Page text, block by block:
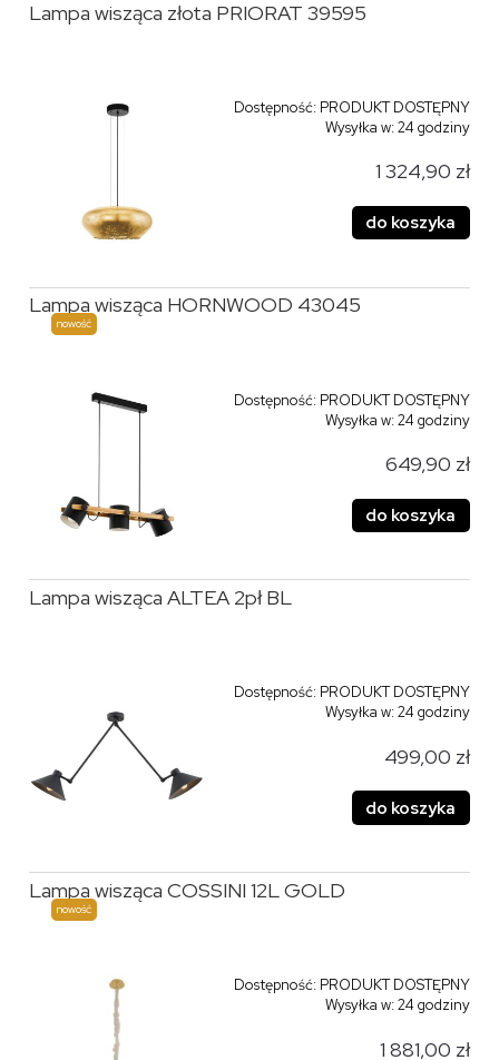
Lampa wisząca złota PRIORAT 39595
Dostępność: PRODUKT DOSTĘPNY
Wysyłka w:24 godziny
1 324,90 zł
do koszyka
Lampa wisząca HORNWOOD 43045
Dostępność: PRODUKT DOSTĘPNY
Wysyłka w:24 godziny
649,90 zł
do koszyka
nowość
Lampa wisząca ALTEA 2pł BL
Dostępność: PRODUKT DOSTĘPNY
Wysyłka w:24 godziny
499,00 zł
do koszyka
Lampa wisząca COSSINI 12L GOLD
Dostępność: PRODUKT DOSTĘPNY
Wysyłka w:24 godziny
1 881,00 zł
nowość